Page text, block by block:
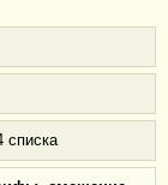
списка